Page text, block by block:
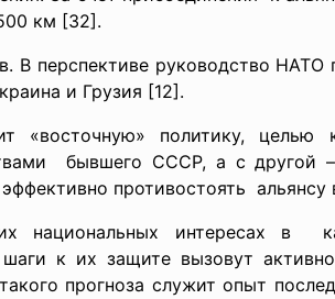
км [32].
В перспективе руководство
и Грузия [12].
«восточную» политику,
бывшего СССР, а с другой
противостоять
национальных интересах в
шаги к их защите вызовут
прогноза служит опыт